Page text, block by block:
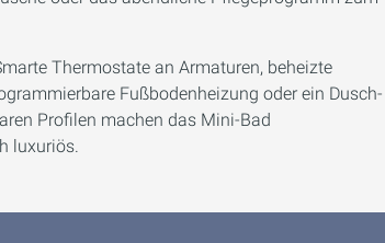
Thermostate an Armaturen, beheizte
Fußbodenheizung oder ein Dusch-
Profilen machen das Mini-Bad
luxuriös.